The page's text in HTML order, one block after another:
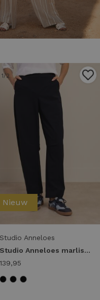
1/2
Nieuw
Studio Anneloes
Studio Anneloes marlise barrel trousers 94861 Broek 6900 dark blue
139,95